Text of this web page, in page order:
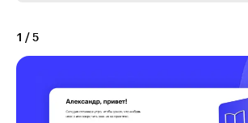
1 / 5